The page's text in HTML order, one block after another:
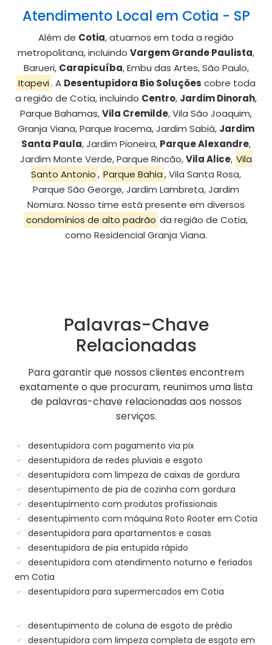
Atendimento Local em Cotia - SP
Além de Cotia, atuamos em toda a região
metropolitana, incluindo Vargem Grande Paulista,
Barueri, Carapicuíba, Embu das Artes, São Paulo,
Itapevi. A Desentupidora Bio Soluções cobre toda
a região de Cotia, incluindo Centro, Jardim Dinorah,
Parque Bahamas,Vila Cremilde, Vila São Joaquim,
Granja Viana, Parque Iracema, Jardim Sabiá, Jardim
Santa Paula, Jardim Pioneira, Parque Alexandre,
Jardim Monte Verde, Parque Rincão,Vila Alice, Vila
Santo Antonio, Parque Bahia , Vila Santa Rosa,
Parque São George, Jardim Lambreta, Jardim
Nomura. Nosso time está presente em diversos
condomínios de alto padrão da região de Cotia,
como Residencial Granja Viana.
Palavras-Chave
Relacionadas
Para garantir que nossos clientes encontrem
exatamente o que procuram, reunimos uma lista
de palavras-chave relacionadas aos nossos
serviços.
desentupidora com pagamento via pix
desentupidora de redes pluviais e esgoto
desentupidora com limpeza de caixas de gordura
desentupimento de pia de cozinha com gordura
desentupimento com produtos profissionais
desentupimento com máquina Roto Rooter em Cotia
desentupidora para apartamentos e casas
desentupidora de pia entupida rápido
desentupidora com atendimento noturno e feriados
em Cotia
desentupidora para supermercados em Cotia
desentupimento de coluna de esgoto de prédio
desentupidora com limpeza completa de esgoto em